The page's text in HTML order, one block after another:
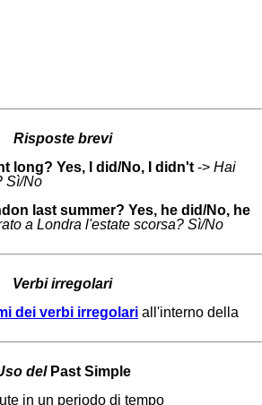
Risposte brevi
long? Yes, I did/No, I didn't -> Hai
Sì/No
last summer? Yes, he did/No, he
a Londra l'estate scorsa? Sì/No
Verbi irregolari
dei verbi irregolari all'interno della
del Past Simple
in un periodo di tempo